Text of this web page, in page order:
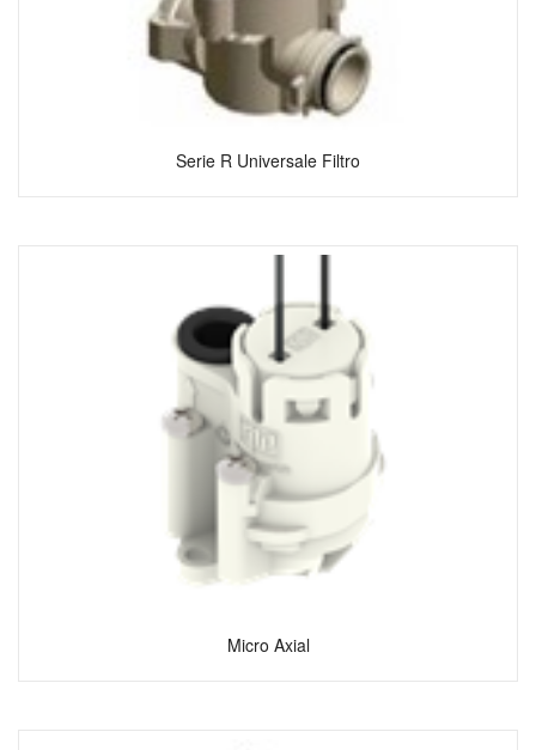
Serie R Universale Filtro
Micro Axial